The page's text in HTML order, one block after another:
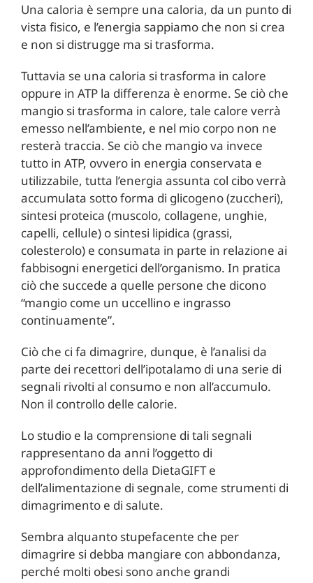
Una caloria è sempre una caloria, da un punto di
vista fisico, e l’energia sappiamo che non si crea
e non si distrugge ma si trasforma.
Tuttavia se una caloria si trasforma in calore
oppure in ATP la differenza è enorme. Se ciò che
mangio si trasforma in calore, tale calore verrà
emesso nell’ambiente, e nel mio corpo non ne
resterà traccia. Se ciò che mangio va invece
tutto in ATP, ovvero in energia conservata e
utilizzabile, tutta l’energia assunta col cibo verrà
accumulata sotto forma di glicogeno (zuccheri),
sintesi proteica (muscolo, collagene, unghie,
capelli, cellule) o sintesi lipidica (grassi,
colesterolo) e consumata in parte in relazione ai
fabbisogni energetici dell’organismo. In pratica
ciò che succede a quelle persone che dicono
“mangio come un uccellino e ingrasso
continuamente”.
Ciò che ci fa dimagrire, dunque, è l’analisi da
parte dei recettori dell’ipotalamo di una serie di
segnali rivolti al consumo e non all’accumulo.
Non il controllo delle calorie.
Lo studio e la comprensione di tali segnali
rappresentano da anni l’oggetto di
approfondimento della DietaGIFT e
dell’alimentazione di segnale, come strumenti di
dimagrimento e di salute.
Sembra alquanto stupefacente che per
dimagrire si debba mangiare con abbondanza,
perché molti obesi sono anche grandi